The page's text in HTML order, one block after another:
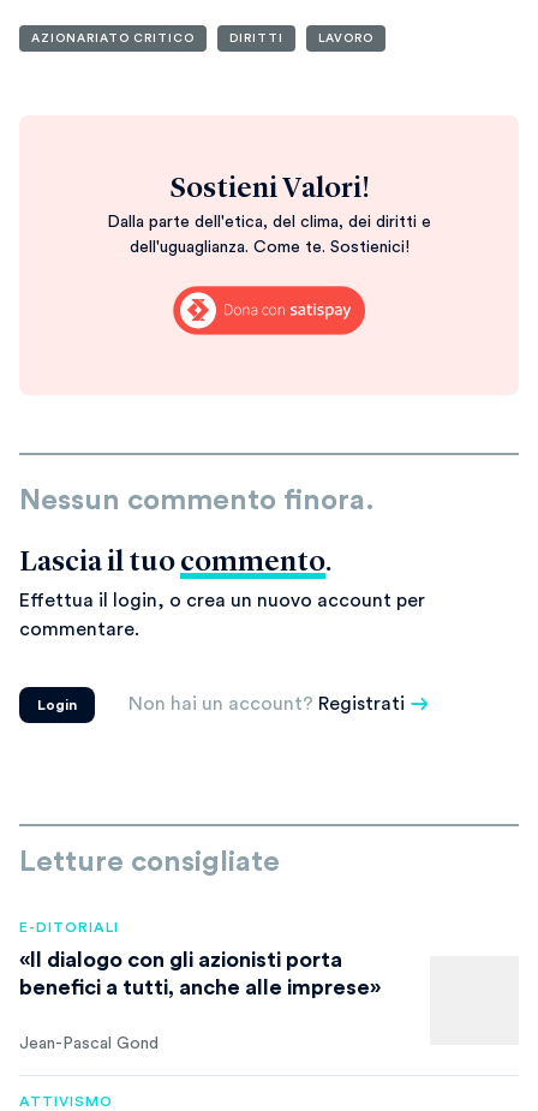
AZIONARIATO CRITICO DIRITTI LAVORO
Sostieni Valori!
Dalla parte dell'etica, del clima, dei diritti e
dell'uguaglianza. Come te. Sostienici!
Nessun commento finora.
Lascia il tuo commento.
Effettua il login, o crea un nuovo account per
commentare.
Login Non hai un account? Registrati
Letture consigliate
E-DITORIALI
«Il dialogo con gli azionisti porta
benefici a tutti, anche alle imprese»
Jean-Pascal Gond
ATTIVISMO